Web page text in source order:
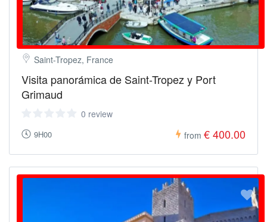
Saint-Tropez, France
Visita panorámica de Saint-Tropez y Port
Grimaud
0 review
9H00 from € 400.00